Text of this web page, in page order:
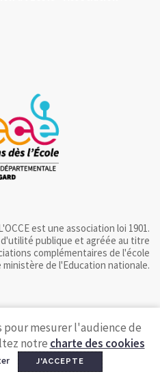
est une association loi 1901.
publique et agréée au titre
complémentaires de l'école
ministère de l'Education nationale.
pour mesurer l'audience de
notre charte des cookies
J'ACCEPTE